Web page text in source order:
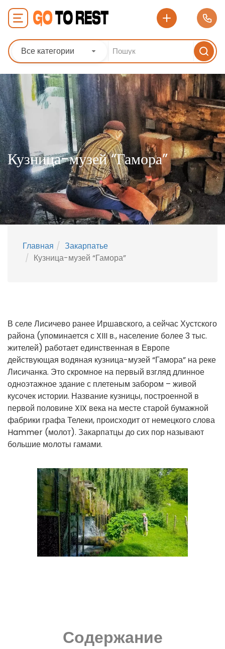
Все категории
Кузница-музей “Гамора”
Главная
Закарпатье
Кузница-музей “Гамора”
В селе Лисичево ранее Иршавского, а сейчас Хустского
района (упоминается с XIII в., население более 3 тыс.
жителей) работает единственная в Европе
действующая водяная кузница-музей “Гамора” на реке
Лисичанка. Это скромное на первый взгляд длинное
одноэтажное здание с плетеным забором – живой
кусочек истории. Название кузницы, построенной в
первой половине XIX века на месте старой бумажной
фабрики графа Телеки, происходит от немецкого слова
Hammer (молот). Закарпатцы до сих пор называют
большие молоты гамами.
Содержание